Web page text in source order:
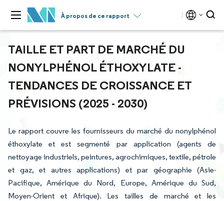
À propos de ce rapport
TAILLE ET PART DE MARCHÉ DU
NONYLPHÉNOL ÉTHOXYLATE -
TENDANCES DE CROISSANCE ET
PRÉVISIONS (2025 - 2030)
Le rapport couvre les fournisseurs du marché du nonylphénol
éthoxylate et est segmenté par application (agents de
nettoyage industriels, peintures, agrochimiques, textile, pétrole
et gaz, et autres applications) et par géographie (Asie-
Pacifique, Amérique du Nord, Europe, Amérique du Sud,
Moyen-Orient et Afrique). Les tailles de marché et les